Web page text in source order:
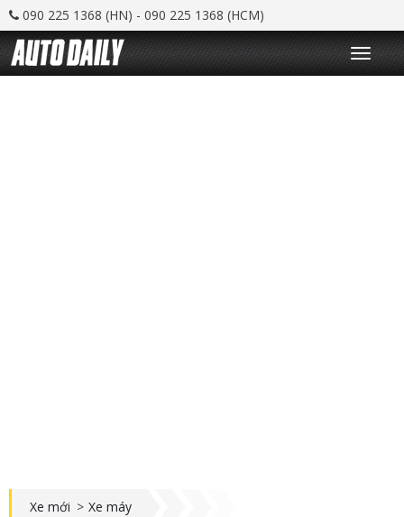
090 225 1368 (HN) - 090 225 1368 (HCM)
T
o
g
Xe mới > Xe máy